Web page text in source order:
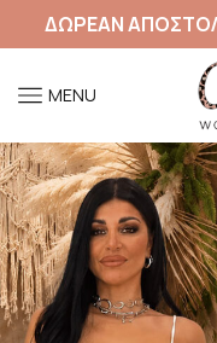
ΔΩΡΕΑΝ
MENU